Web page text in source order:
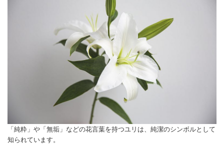
「純粋」や「無垢」などの花言葉を持つユリは、純潔のシンボルとして
知られています。